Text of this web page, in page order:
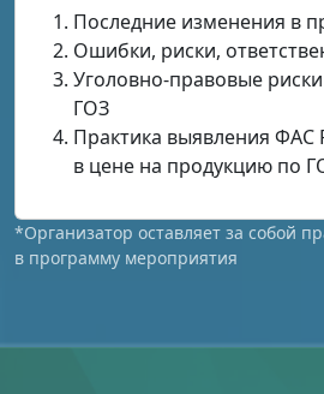
Последние изменения в
Ошибки, риски,
Уголовно-правовые
ГОЗ
Практика выявления ФАС
в цене на продукцию по
*Организатор оставляет за собой
в программу мероприятия